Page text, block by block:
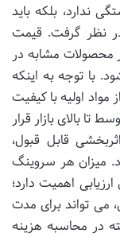
ندارد، بلکه باید
در نظر گرفت. قیمت
محصولات مشابه در
با توجه به اینکه
اولیه با کیفیت
بالای بازار قرار
قابل قبول،
میزان هر سروینگ
اهمیت دارد؛
می تواند برای مدت
در محاسبه هزینه